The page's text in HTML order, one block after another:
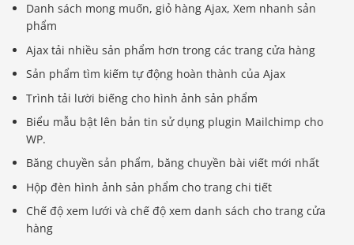
Danh sách mong muốn, giỏ hàng Ajax, Xem nhanh sản
phẩm
Ajax tải nhiều sản phẩm hơn trong các trang cửa hàng
Sản phẩm tìm kiếm tự động hoàn thành của Ajax
Trình tải lười biếng cho hình ảnh sản phẩm
Biểu mẫu bật lên bản tin sử dụng plugin Mailchimp cho
WP.
Băng chuyền sản phẩm, băng chuyền bài viết mới nhất
Hộp đèn hình ảnh sản phẩm cho trang chi tiết
Chế độ xem lưới và chế độ xem danh sách cho trang cửa
hàng